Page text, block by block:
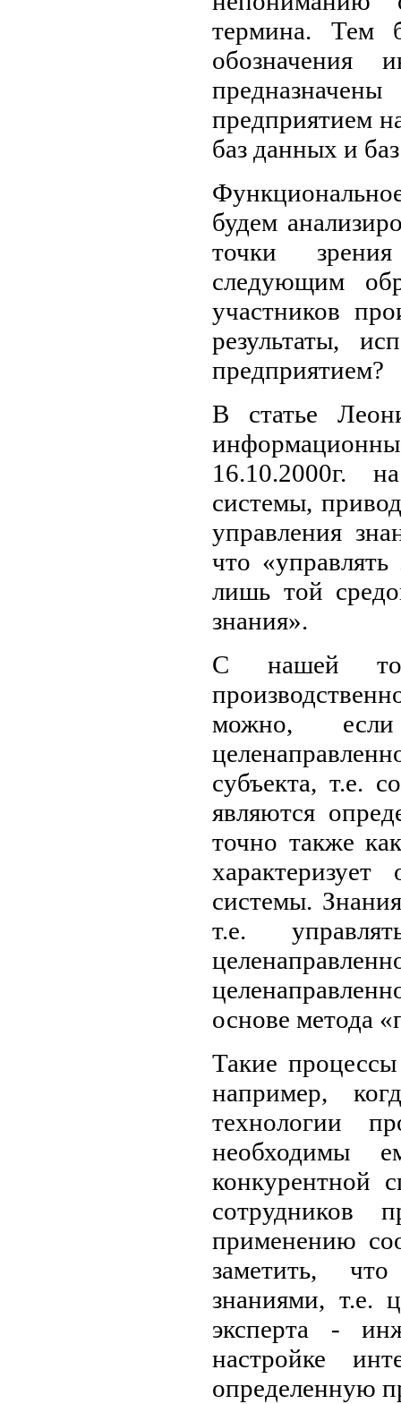
термина. Тем
обозначения
предприятием
баз данных и
будем
точки
следующим
участников
результаты,
предприятием?
В статье
16.10.2000г.
системы,
управления
что
лишь той
знания».
С нашей
можно, если
субъекта, т.е.
являются
точно также
системы.
т.е.
основе метода
Такие
например,
технологии
необходимы
конкурентной
сотрудников
применению
заметить,
знаниями, т.е.
эксперта -
настройке
определенную